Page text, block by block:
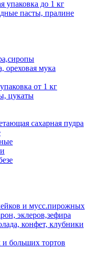
упаковка до 1 кг
пасты, пралине
ореховая мука
от 1 кг
цукаты
сахарная пудра
и мусс.пирожных
эклеров,зефира
конфет, клубники
больших тортов